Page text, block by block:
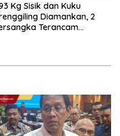
Kg Sisik dan Kuku
Diamankan, 2
Terancam